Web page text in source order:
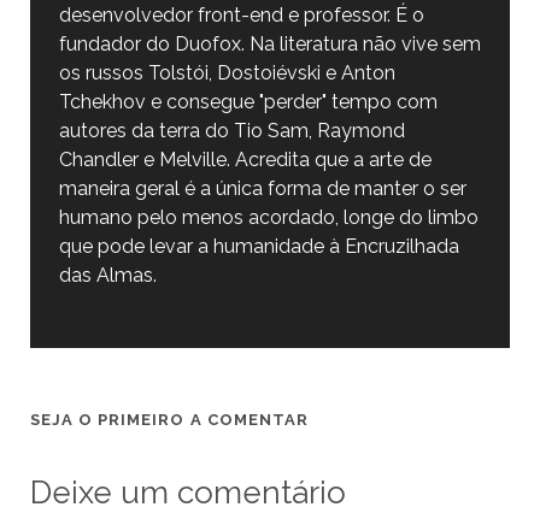
desenvolvedor front-end e professor. É o
fundador do Duofox. Na literatura não vive sem
os russos Tolstói, Dostoiévski e Anton
Tchekhov e consegue "perder" tempo com
autores da terra do Tio Sam, Raymond
Chandler e Melville. Acredita que a arte de
maneira geral é a única forma de manter o ser
humano pelo menos acordado, longe do limbo
que pode levar a humanidade à Encruzilhada
das Almas.
SEJA O PRIMEIRO A COMENTAR
Deixe um comentário